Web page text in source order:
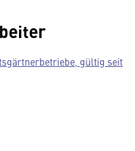
gültig seit